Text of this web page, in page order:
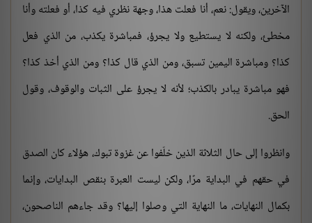
الآخرين، ويقول: نعم، أنا فعلت هذا، وجهة نظري فيه كذا، أو فعلته وأنا
مخطئ، ولكنه لا يستطيع ولا يجرؤ، فمباشرة يكذب، من الذي فعل
كذا؟ ومباشرة اليمين تسبق، ومن الذي قال كذا؟ ومن الذي أخذ كذا؟
فهو مباشرة يبادر بالكذب؛ لأنه لا يجرؤ على الثبات والوقوف، وقول
الحق.
وانظروا إلى حال الثلاثة الذين خلّفوا عن غزوة تبوك، هؤلاء كان الصدق
في حقهم في البداية مرًا، ولكن ليست العبرة بنقص البدايات، وإنما
بكمال النهايات، ما النهاية التي وصلوا إليها؟ وقد جاءهم الناصحون،